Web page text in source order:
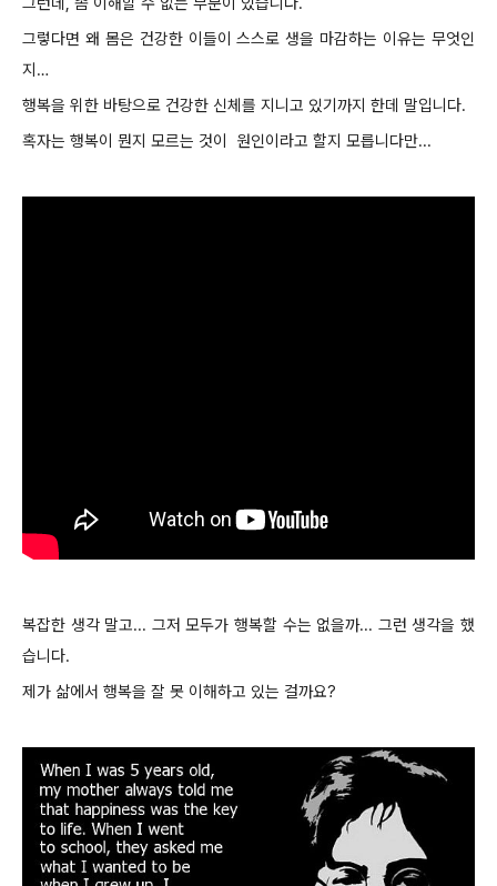
그렇다면 왜 몸은 건강한 이들이 스스로 생을 마감하는 이유는 무엇인
지…
행복을 위한 바탕으로 건강한 신체를 지니고 있기까지 한데 말입니다.
혹자는 행복이 뭔지 모르는 것이 원인이라고 할지 모릅니다만...
복잡한 생각 말고... 그저 모두가 행복할 수는 없을까... 그런 생각을 했
습니다.
제가 삶에서 행복을 잘 못 이해하고 있는 걸까요?